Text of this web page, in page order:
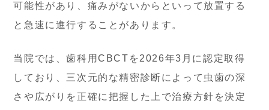
可能性があり、痛みがないからといって放置する
と急速に進行することがあります。
当院では、歯科用CBCTを2026年3月に認定取得
しており、三次元的な精密診断によって虫歯の深
さや広がりを正確に把握した上で治療方針を決定